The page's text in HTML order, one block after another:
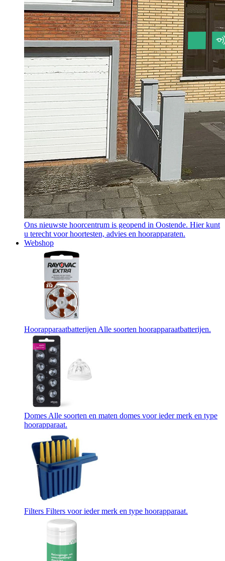
Ons nieuwste hoorcentrum is geopend in Oostende. Hier kunt
u terecht voor hoortesten, advies en hoorapparaten.
Webshop
Hoorapparaatbatterijen Alle soorten hoorapparaatbatterijen.
Domes Alle soorten en maten domes voor ieder merk en type
hoorapparaat.
Filters Filters voor ieder merk en type hoorapparaat.